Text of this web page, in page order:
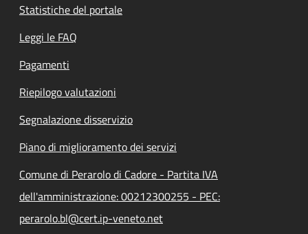
Statistiche del portale
Leggi le FAQ
Pagamenti
Riepilogo valutazioni
Segnalazione disservizio
Piano di miglioramento dei servizi
Comune di Perarolo di Cadore - Partita IVA
dell'amministrazione: 00212300255 - PEC:
perarolo.bl@cert.ip-veneto.net